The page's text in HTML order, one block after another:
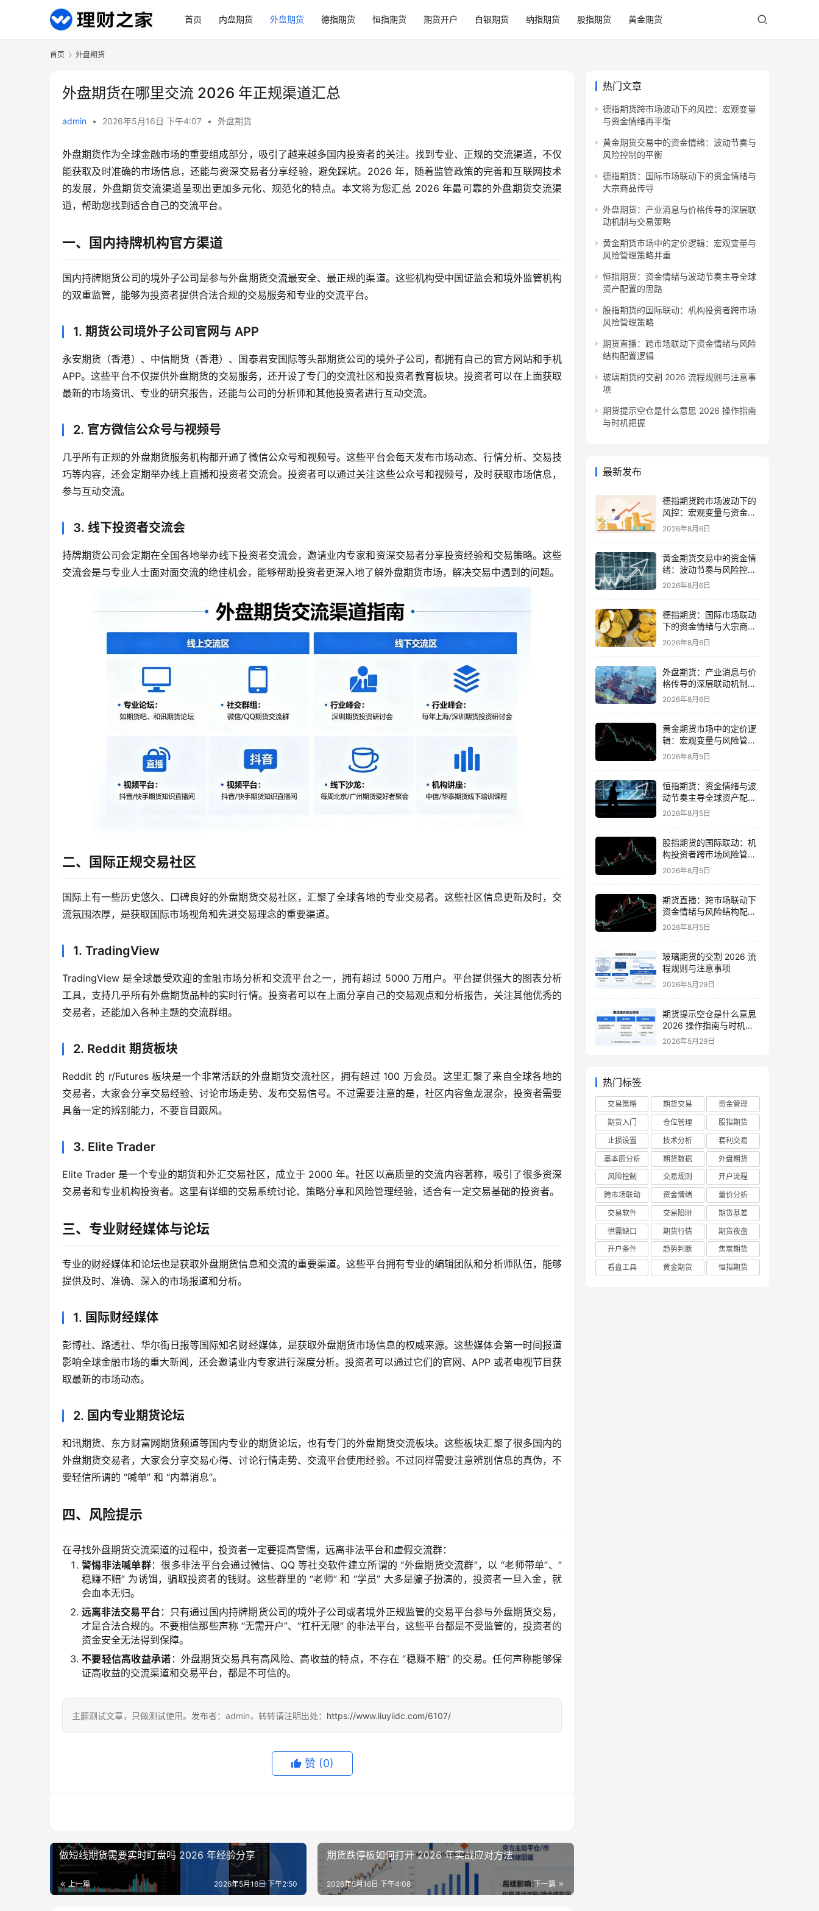
首页 内盘期货 外盘期货 德指期货 恒指期货 期货开户 白银期货 纳指期货 股指期货 黄金期货
首页 外盘期货
外盘期货在哪里交流 2026 年正规渠道汇总
admin • 2026年5月16日 下午4:07 • 外盘期货
外盘期货作为全球金融市场的重要组成部分，吸引了越来越多国内投资者的关注。找到专业、正规的交流渠道，不仅
能获取及时准确的市场信息，还能与资深交易者分享经验，避免踩坑。2026 年，随着监管政策的完善和互联网技术
的发展，外盘期货交流渠道呈现出更加多元化、规范化的特点。本文将为您汇总 2026 年最可靠的外盘期货交流渠
道，帮助您找到适合自己的交流平台。
一、国内持牌机构官方渠道
国内持牌期货公司的境外子公司是参与外盘期货交流最安全、最正规的渠道。这些机构受中国证监会和境外监管机构
的双重监管，能够为投资者提供合法合规的交易服务和专业的交流平台。
1. 期货公司境外子公司官网与 APP
永安期货（香港）、中信期货（香港）、国泰君安国际等头部期货公司的境外子公司，都拥有自己的官方网站和手机
APP。这些平台不仅提供外盘期货的交易服务，还开设了专门的交流社区和投资者教育板块。投资者可以在上面获取
最新的市场资讯、专业的研究报告，还能与公司的分析师和其他投资者进行互动交流。
2. 官方微信公众号与视频号
几乎所有正规的外盘期货服务机构都开通了微信公众号和视频号。这些平台会每天发布市场动态、行情分析、交易技
巧等内容，还会定期举办线上直播和投资者交流会。投资者可以通过关注这些公众号和视频号，及时获取市场信息，
参与互动交流。
3. 线下投资者交流会
持牌期货公司会定期在全国各地举办线下投资者交流会，邀请业内专家和资深交易者分享投资经验和交易策略。这些
交流会是与专业人士面对面交流的绝佳机会，能够帮助投资者更深入地了解外盘期货市场，解决交易中遇到的问题。
二、国际正规交易社区
国际上有一些历史悠久、口碑良好的外盘期货交易社区，汇聚了全球各地的专业交易者。这些社区信息更新及时，交
流氛围浓厚，是获取国际市场视角和先进交易理念的重要渠道。
1. TradingView
TradingView 是全球最受欢迎的金融市场分析和交流平台之一，拥有超过 5000 万用户。平台提供强大的图表分析
工具，支持几乎所有外盘期货品种的实时行情。投资者可以在上面分享自己的交易观点和分析报告，关注其他优秀的
交易者，还能加入各种主题的交流群组。
2. Reddit 期货板块
Reddit 的 r/Futures 板块是一个非常活跃的外盘期货交流社区，拥有超过 100 万会员。这里汇聚了来自全球各地的
交易者，大家会分享交易经验、讨论市场走势、发布交易信号。不过需要注意的是，社区内容鱼龙混杂，投资者需要
具备一定的辨别能力，不要盲目跟风。
3. Elite Trader
Elite Trader 是一个专业的期货和外汇交易社区，成立于 2000 年。社区以高质量的交流内容著称，吸引了很多资深
交易者和专业机构投资者。这里有详细的交易系统讨论、策略分享和风险管理经验，适合有一定交易基础的投资者。
三、专业财经媒体与论坛
专业的财经媒体和论坛也是获取外盘期货信息和交流的重要渠道。这些平台拥有专业的编辑团队和分析师队伍，能够
提供及时、准确、深入的市场报道和分析。
1. 国际财经媒体
彭博社、路透社、华尔街日报等国际知名财经媒体，是获取外盘期货市场信息的权威来源。这些媒体会第一时间报道
影响全球金融市场的重大新闻，还会邀请业内专家进行深度分析。投资者可以通过它们的官网、APP 或者电视节目获
取最新的市场动态。
2. 国内专业期货论坛
和讯期货、东方财富网期货频道等国内专业的期货论坛，也有专门的外盘期货交流板块。这些板块汇聚了很多国内的
外盘期货交易者，大家会分享交易心得、讨论行情走势、交流平台使用经验。不过同样需要注意辨别信息的真伪，不
要轻信所谓的 “喊单” 和 “内幕消息”。
四、风险提示
在寻找外盘期货交流渠道的过程中，投资者一定要提高警惕，远离非法平台和虚假交流群：
警惕非法喊单群：很多非法平台会通过微信、QQ 等社交软件建立所谓的 “外盘期货交流群”，以 “老师带单”、”
稳赚不赔” 为诱饵，骗取投资者的钱财。这些群里的 “老师” 和 “学员” 大多是骗子扮演的，投资者一旦入金，就
会血本无归。
远离非法交易平台 ：只有通过国内持牌期货公司的境外子公司或者境外正规监管的交易平台参与外盘期货交易，
才是合法合规的。不要相信那些声称 “无需开户”、”杠杆无限” 的非法平台，这些平台都是不受监管的，投资者的
资金安全无法得到保障。
不要轻信高收益承诺 ：外盘期货交易具有高风险、高收益的特点，不存在 “稳赚不赔” 的交易。任何声称能够保
证高收益的交流渠道和交易平台，都是不可信的。
主题测试文章，只做测试使用。发布者：admin，转转请注明出处： https://www.liuyiidc.com/6107/
赞 (0)
做短线期货需要实时盯盘吗 2026 年经验分享
上一篇 2026年5月16日 下午2:50
期货跌停板如何打开 2026 年实战应对方法
下一篇
2026年5月16日 下午4:08
热门文章
德指期货跨市场波动下的风控：宏观变量
与资金情绪再平衡
黄金期货交易中的资金情绪：波动节奏与
风险控制的平衡
德指期货：国际市场联动下的资金情绪与
大宗商品传导
外盘期货：产业消息与价格传导的深层联
动机制与交易策略
黄金期货市场中的定价逻辑：宏观变量与
风险管理策略并重
恒指期货：资金情绪与波动节奏主导全球
资产配置的思路
股指期货的国际联动：机构投资者跨市场
风险管理策略
期货直播：跨市场联动下资金情绪与风险
结构配置逻辑
玻璃期货的交割 2026 流程规则与注意事
项
期货提示空仓是什么意思 2026 操作指南
与时机把握
最新发布
德指期货跨市场波动下的
风控：宏观变量与资金情
绪再平衡
2026年8月6日
黄金期货交易中的资金情
绪：波动节奏与风险控制
的平衡
2026年8月6日
德指期货：国际市场联动
下的资金情绪与大宗商品
传导
2026年8月6日
外盘期货：产业消息与价
格传导的深层联动机制与
交易策略
2026年8月6日
黄金期货市场中的定价逻
辑：宏观变量与风险管理
策略并重
2026年8月5日
恒指期货：资金情绪与波
动节奏主导全球资产配置
的思路
2026年8月5日
股指期货的国际联动：机
构投资者跨市场风险管理
策略
2026年8月5日
期货直播：跨市场联动下
资金情绪与风险结构配置
逻辑
2026年8月5日
玻璃期货的交割 2026 流
程规则与注意事项
2026年5月29日
期货提示空仓是什么意思
2026 操作指南与时机把
握
2026年5月29日
热门标签
交易策略 期货交易
资金管理
期货入门
仓位管理
股指期货
止损设置
技术分析
套利交易
基本面分析
期货数据
外盘期货
风险控制
交易规则
开户流程
跨市场联动
资金情绪
量价分析
交易软件
交易陷阱
期货基差
供需缺口
期货行情
期货夜盘
开户条件
趋势判断
焦炭期货
看盘工具
黄金期货 恒指期货